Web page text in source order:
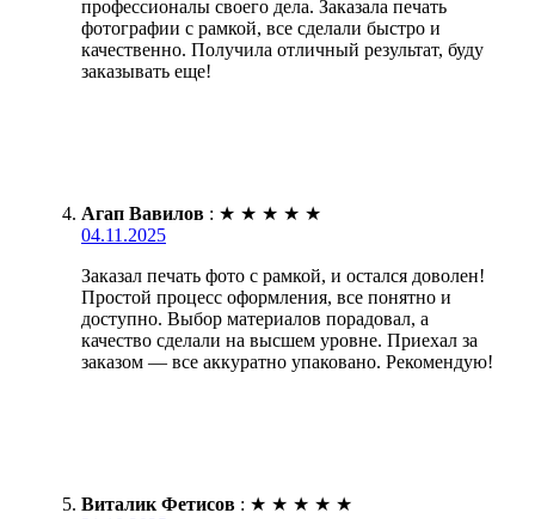
профессионалы своего дела. Заказала печать
фотографии с рамкой, все сделали быстро и
качественно. Получила отличный результат, буду
заказывать еще!
Агап Вавилов : ★ ★ ★ ★ ★
04.11.2025
Заказал печать фото с рамкой, и остался доволен!
Простой процесс оформления, все понятно и
доступно. Выбор материалов порадовал, а
качество сделали на высшем уровне. Приехал за
заказом — все аккуратно упаковано. Рекомендую!
Виталик Фетисов : ★ ★ ★ ★ ★